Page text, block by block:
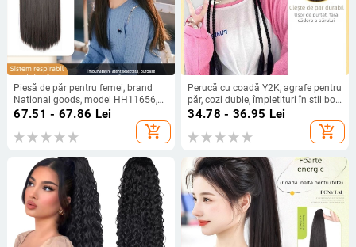
Piesă de păr pentru femei, brand
National goods, model HH11656,
material păr: fibră rezistentă la
temperaturi înalte, tip păr: drept
67.51 - 67.86 Lei
add_shopping_cart
Perucă cu coadă Y2K, agrafe pentru
păr, cozi duble, împletituri în stil box,
fir rezistent la temperaturi înalte,
34.78 - 36.95 Lei
add_shopping_cart